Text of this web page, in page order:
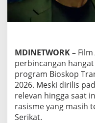
MDINETWORK– Film
perbincangan
program Bioskop
2026. Meski dirilis
relevan hingga saat
rasisme yang masih
Serikat.